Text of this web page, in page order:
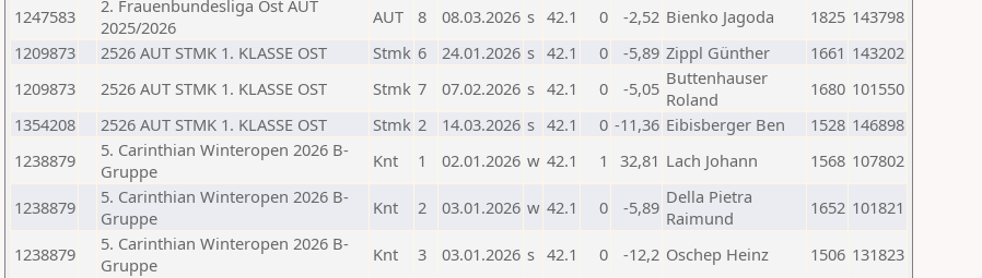
1247583
2. Frauenbundesliga Ost AUT
2025/2026
AUT 8 08.03.2026 s 42.1 0 -2,52 Bienko Jagoda 1825 143798
1209873
2526 AUT STMK 1. KLASSE OST Stmk 6 24.01.2026 s 42.1 0 -5,89 Zippl Günther 1661 143202
1209873
2526 AUT STMK 1. KLASSE OST Stmk 7 07.02.2026 s 42.1 0 -5,05 Buttenhauser
Roland
1680 101550
1354208
2526 AUT STMK 1. KLASSE OST Stmk 2 14.03.2026 s 42.1 0 -11,36 Eibisberger Ben 1528 146898
1238879
5. Carinthian Winteropen 2026 B-
Gruppe
Knt 1 02.01.2026 w 42.1 1 32,81 Lach Johann 1568 107802
1238879
5. Carinthian Winteropen 2026 B-
Gruppe
Knt 2 03.01.2026 w 42.1 0 -5,89 Della Pietra
Raimund
1652 101821
1238879
5. Carinthian Winteropen 2026 B-
Gruppe
Knt 3 03.01.2026 s 42.1 0 -12,2 Oschep Heinz 1506 131823